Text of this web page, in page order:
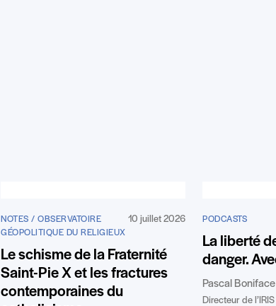
NOTES / OBSERVATOIRE
GÉOPOLITIQUE DU RELIGIEUX
10 juillet 2026
Le schisme de la Fraternité
Saint-Pie X et les fractures
contemporaines du
PODCASTS
La liberté
danger.
Pascal Boniface
Directeur de l’IRIS